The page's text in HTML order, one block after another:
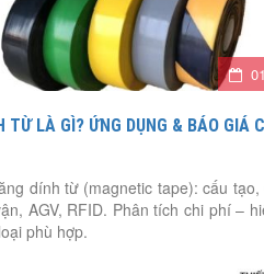
TỪ LÀ GÌ? ỨNG DỤNG & BÁO GIÁ
dính từ (magnetic tape): cấu
AGV, RFID. Phân tích chi phí –
phù hợp.